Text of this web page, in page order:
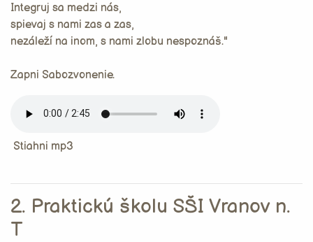
Integruj sa medzi nás,
spievaj s nami zas a zas,
nezáleží na inom, s nami zlobu nespoznáš."
Zapni Sabozvonenie.
Stiahni mp3
2. Praktickú školu SŠI Vranov n.
T